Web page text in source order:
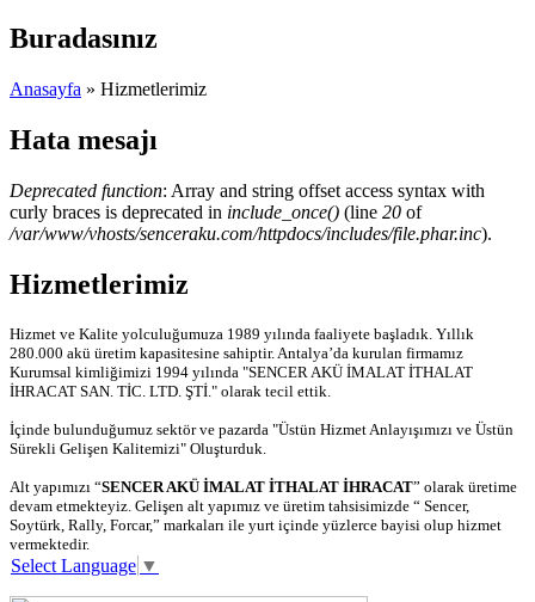
Buradasınız
Anasayfa » Hizmetlerimiz
Hata mesajı
Deprecated function: Array and string offset access syntax with
curly braces is deprecated in include_once() (line 20 of
/var/www/vhosts/senceraku.com/httpdocs/includes/file.phar.inc).
Hizmetlerimiz
Hizmet ve Kalite yolculuğumuza 1989 yılında faaliyete başladık. Yıllık
280.000 akü üretim kapasitesine sahiptir. Antalya’da kurulan firmamız
Kurumsal kimliğimizi 1994 yılında "SENCER AKÜ İMALAT İTHALAT
İHRACAT SAN. TİC. LTD. ŞTİ." olarak tecil ettik.
İçinde bulunduğumuz sektör ve pazarda "Üstün Hizmet Anlayışımızı ve Üstün
Sürekli Gelişen Kalitemizi" Oluşturduk.
Alt yapımızı “SENCER AKÜ İMALAT İTHALAT İHRACAT” olarak üretime
devam etmekteyiz. Gelişen alt yapımız ve üretim tahsisimizde “ Sencer,
Soytürk, Rally, Forcar,” markaları ile yurt içinde yüzlerce bayisi olup hizmet
vermektedir.
Select Language ▼